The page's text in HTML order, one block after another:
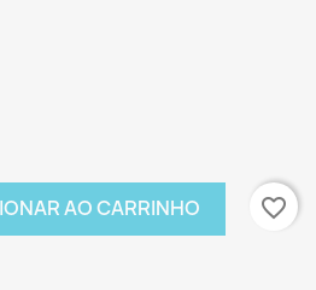
AO CARRINHO favorite_border